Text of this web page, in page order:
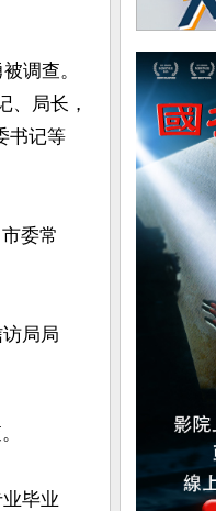
调查。
、局长，
书记等
委常
局局
毕业